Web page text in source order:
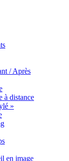
/ Après
à distance
»
en image